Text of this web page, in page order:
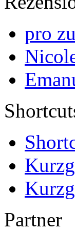
pro
Partner